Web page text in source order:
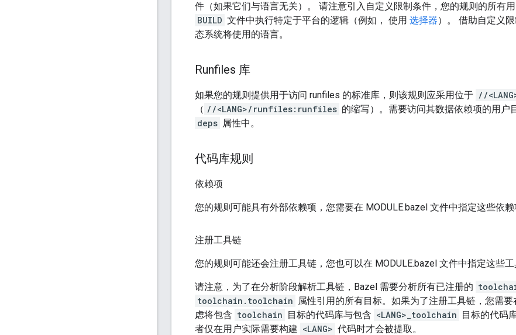
件（如果它们与语言无关）。 请注意引入自定义限制条件，您的规则的所有
BUILD 文件中执行特定于平台的逻辑（例如， 使用 选择器）。 借助自定义
态系统将使用的语言。
Runfiles 库
如果您的规则提供用于访问 runfiles 的标准库，则该规则应采用位于 //
（ //<LANG>/runfiles:runfiles 的缩写）。需要访问其数据依赖项的用户
deps 属性中。
代码库规则
依赖项
您的规则可能具有外部依赖项，您需要在 MODULE.bazel 文件中指定这些依赖
注册工具链
您的规则可能还会注册工具链，您也可以在 MODULE.bazel 文件中指定这些工
请注意，为了在分析阶段解析工具链，Bazel 需要分析所有已注册的
toolchain.toolchain 属性引用的所有目标。如果为了注册工具链，您需
虑将包含 toolchain 目标的代码库与包含 <LANG>_toolchain 目标的代码
者仅在用户实际需要构建 <LANG> 代码时才会被提取。